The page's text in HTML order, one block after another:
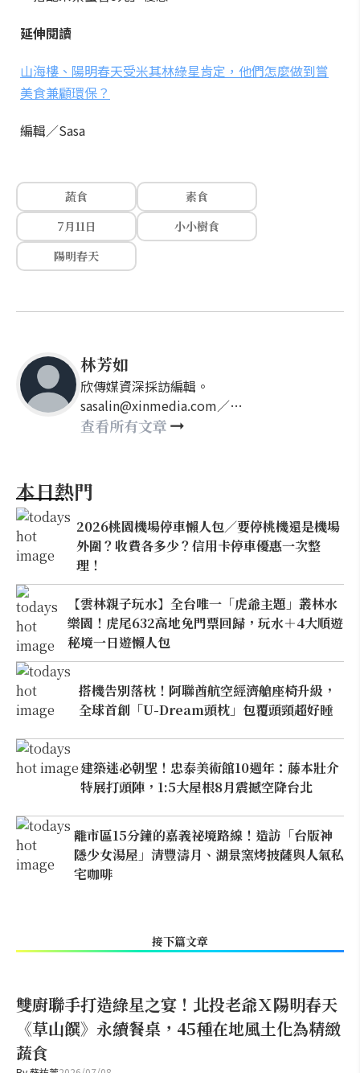
延伸閱讀
山海樓、陽明春天受米其林綠星肯定，他們怎麼做到嘗
美食兼顧環保？
編輯／Sasa
蔬食
素食
7月11日
小小樹食
陽明春天
林芳如
欣傳媒資深採訪編輯。
sasalin@xinmedia.com／
happy21917@gmail.com
查看所有文章
本日熱門
2026桃園機場停車懶人包／要停桃機還是機場
外圍？收費各多少？信用卡停車優惠一次整
理！
【雲林親子玩水】全台唯一「虎爺主題」叢林水
樂園！虎尾632高地免門票回歸，玩水＋4大順遊
秘境一日遊懶人包
搭機告別落枕！阿聯酋航空經濟艙座椅升級，
全球首創「U-Dream頭枕」包覆頭頸超好睡
建築迷必朝聖！忠泰美術館10週年：藤本壯介
特展打頭陣，1:5大屋根8月震撼空降台北
離市區15分鐘的嘉義祕境路線！造訪「台版神
隱少女湯屋」清豐濤月、湖景窯烤披薩與人氣私
宅咖啡
接下篇文章
雙廚聯手打造綠星之宴！北投老爺Ｘ陽明春天
《草山饌》永續餐桌，45種在地風土化為精緻
蔬食